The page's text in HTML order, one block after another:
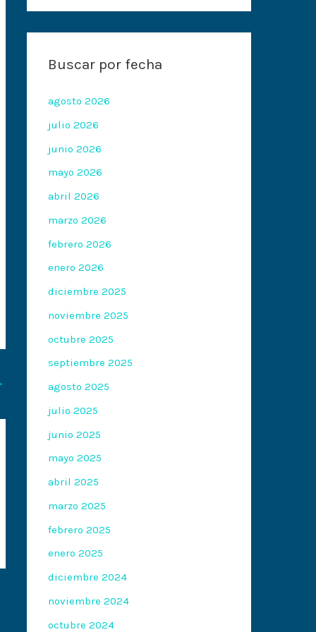
Buscar por fecha
agosto 2026
julio 2026
junio 2026
mayo 2026
abril 2026
marzo 2026
febrero 2026
enero 2026
diciembre 2025
noviembre 2025
octubre 2025
septiembre 2025
agosto 2025
julio 2025
junio 2025
mayo 2025
abril 2025
marzo 2025
febrero 2025
enero 2025
diciembre 2024
noviembre 2024
octubre 2024